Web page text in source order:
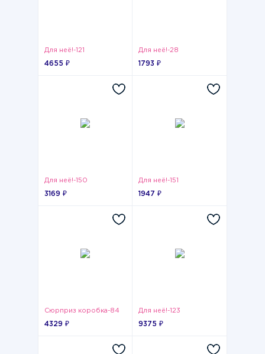
Для неё!-121
4655 ₽
Для неё!-28
1793 ₽
Для неё!-150
3169 ₽
Для неё!-151
1947 ₽
Сюрприз коробка-84
4329 ₽
Для неё!-123
9375 ₽